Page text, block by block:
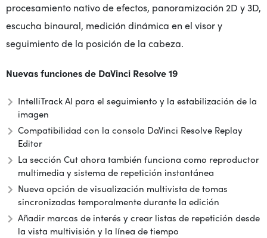
procesamiento nativo de efectos, panoramización 2D y 3D,
escucha binaural, medición dinámica en el visor y
seguimiento de la posición de la cabeza.
Nuevas funciones de DaVinci Resolve 19
IntelliTrack AI para el seguimiento y la estabilización de la
imagen
Compatibilidad con la consola DaVinci Resolve Replay
Editor
La sección Cut ahora también funciona como reproductor
multimedia y sistema de repetición instantánea
Nueva opción de visualización multivista de tomas
sincronizadas temporalmente durante la edición
Añadir marcas de interés y crear listas de repetición desde
la vista multivisión y la línea de tiempo